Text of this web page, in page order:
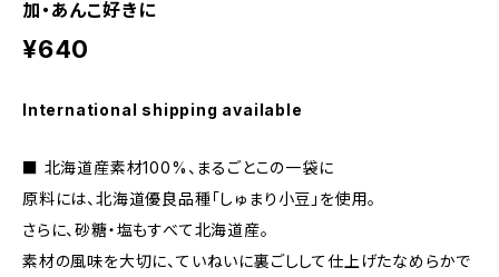
加・あんこ好きに
¥640
International shipping available
■ 北海道産素材100%、まるごとこの一袋に
原料には、北海道優良品種「しゅまり小豆」を使用。
さらに、砂糖・塩もすべて北海道産。
素材の風味を大切に、ていねいに裏ごしして仕上げたなめらかで